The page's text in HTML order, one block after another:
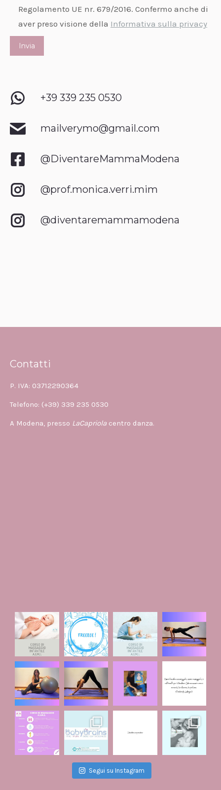
Regolamento UE nr. 679/2016. Confermo anche di
aver preso visione della Informativa sulla privacy
+39 339 235 0530
mailverymo@gmail.com
@DiventareMammaModena
@prof.monica.verri.mim
@diventaremammamodena
Contatti
P. IVA: 03712290364
Telefono: (+39) 339 235 0530
A Modena, presso LaCapriola centro danza.
Segui su Instagram